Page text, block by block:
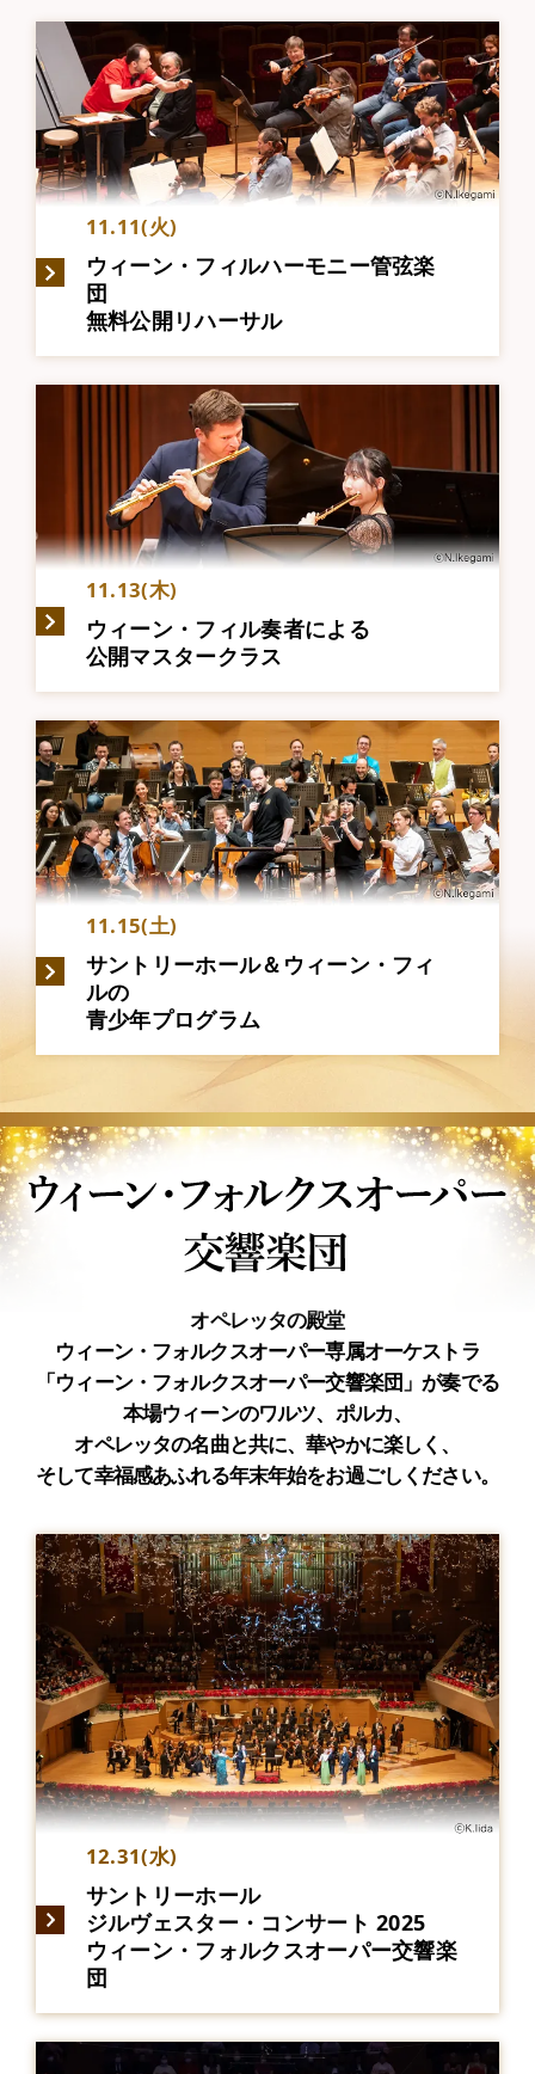
11.11(火)
ウィーン・フィルハーモニー管弦楽
団
無料公開リハーサル
11.13(木)
ウィーン・フィル奏者による
公開マスタークラス
11.15(土)
サントリーホール＆ウィーン・フィ
ルの
青少年プログラム
オペレッタの殿堂
ウィーン・フォルクスオーパー専属オーケストラ
「ウィーン・フォルクスオーパー交響楽団」が奏でる
本場ウィーンのワルツ、ポルカ、
オペレッタの名曲と共に、華やかに楽しく、
そして幸福感あふれる年末年始をお過ごしください。
12.31(水)
サントリーホール
ジルヴェスター・コンサート 2025
ウィーン・フォルクスオーパー交響楽
団